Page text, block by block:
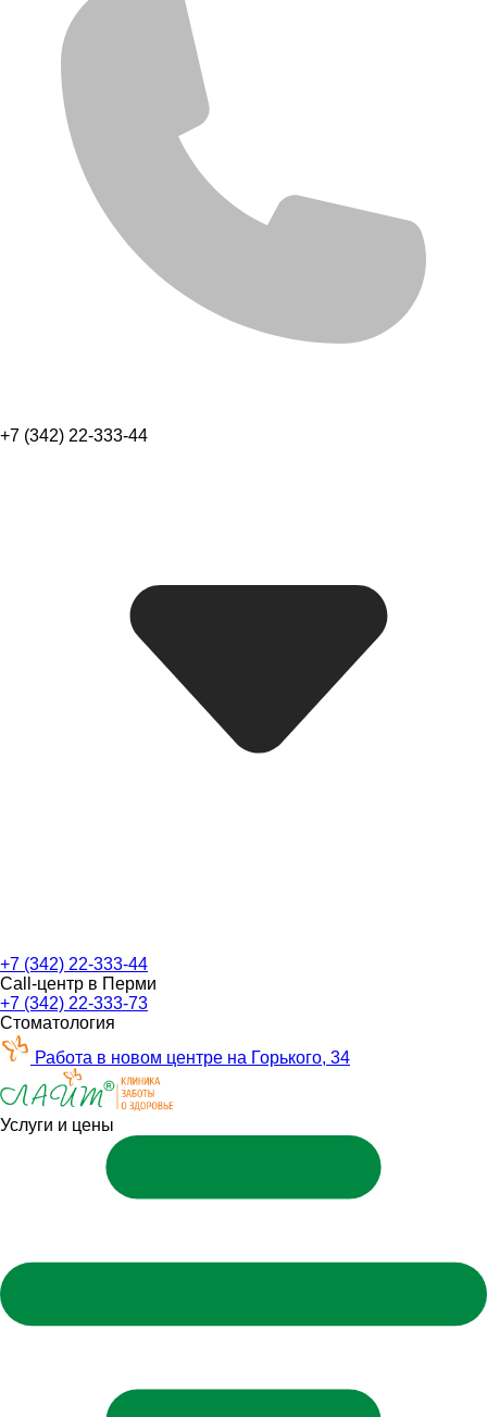
+7 (342) 22-333-44
+7 (342) 22-333-44
Call-центр в Перми
+7 (342) 22-333-73
Стоматология
Работа в новом центре на Горького, 34
Услуги и цены